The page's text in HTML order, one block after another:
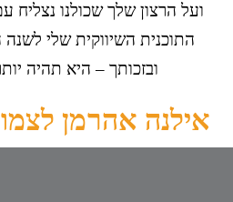
ועל הרצון שלך שכולנו
התוכנית השיווקית שלי
ובזכותך – היא תהיה
אילנה אהרמן